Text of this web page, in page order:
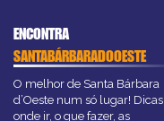
ENCONTRA
SANTABÁRBARADOOESTE
O melhor de Santa Bárbara
d’Oeste num só lugar! Dicas,
onde ir, o que fazer, as